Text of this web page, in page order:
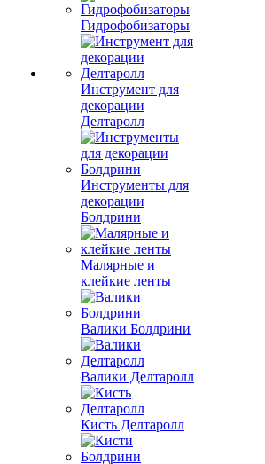
Гидрофобизаторы
Инструмент для
декорации
Делтаролл
Инструменты для
декорации
Болдрини
Малярные и
клейкие ленты
Валики Болдрини
Валики Делтаролл
Кисть Делтаролл